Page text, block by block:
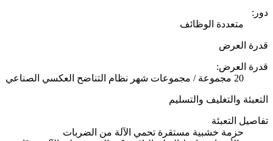
دور:
متعددة الوظائف
قدرة العرض
قدرة العرض:
20 مجموعة / مجموعات شهر نظام التناضح العكسي الصناعي
التعبئة والتغليف والتسليم
تفاصيل التعبئة
حزمة خشبية مستقرة تحمي الآلة من الضربات